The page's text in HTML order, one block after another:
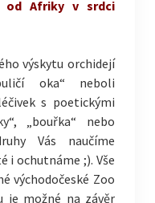
od Afriky v srdci
výskytu orchidejí
oka“ neboli
s poetickými
„bouřka“ nebo
Vás naučíme
i ochutnáme ;). Vše
východočeské Zoo
je možné na závěr